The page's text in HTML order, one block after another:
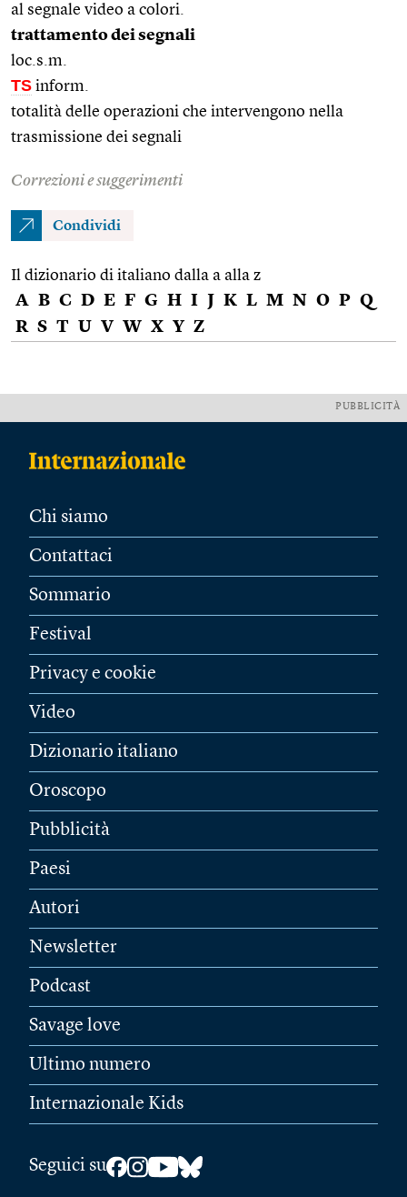
al segnale video a colori.
trattamento dei segnali
loc.s.m.
TS inform.
totalità delle operazioni che intervengono nella
trasmissione dei segnali
Correzioni e suggerimenti
Condividi
Il dizionario di italiano dalla a alla z
A B C D E F G H I J K L M N O P Q
R S T U V W X Y Z
PUBBLICITÀ
Chi siamo
Contattaci
Sommario
Festival
Privacy e cookie
Video
Dizionario italiano
Oroscopo
Pubblicità
Paesi
Autori
Newsletter
Podcast
Savage love
Ultimo numero
Internazionale Kids
Seguici su